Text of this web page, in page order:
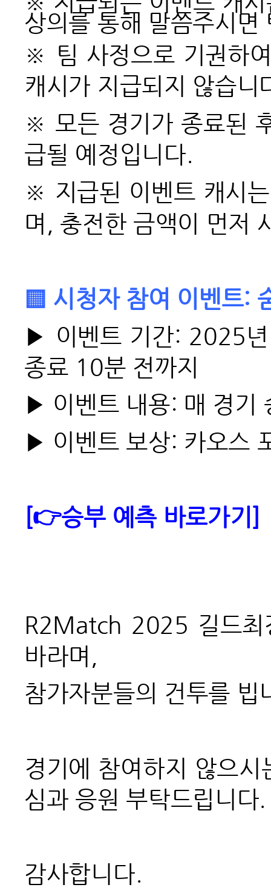
상의를 통해 말씀주시
※ 팀 사정으로 기권하
캐시가 지급되지 않습니
※ 모든 경기가 종료된
급될 예정입니다.
※ 지급된 이벤트 캐시
며, 충전한 금액이 먼저
▒ 시청자 참여 이벤트:
▶ 이벤트 기간: 2025
종료 10분 전까지
▶ 이벤트 내용: 매 경기
▶ 이벤트 보상: 카오스
[👉승부 예측 바로가기]
R2Match 2025 길드
바라며,
참가자분들의 건투를 빕
경기에 참여하지 않으
심과 응원 부탁드립니다.
감사합니다.